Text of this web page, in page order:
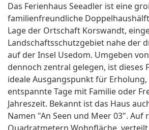
Das Ferienhaus Seeadler ist eine
familienfreundliche
Lage der Ortschaft Korswandt,
Landschaftsschutzgebiet nahe der
auf der Insel Usedom. Umgeben
dennoch zentral gelegen, ist dieses
ideale Ausgangspunkt für
entspannte Tage mit Familie oder
Jahreszeit. Bekannt ist das Haus
Namen "An Seen und Meer 03". Auf